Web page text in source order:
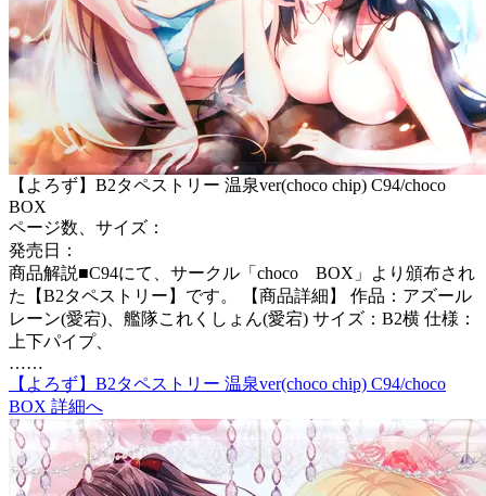
【よろず】B2タペストリー 温泉ver(choco chip) C94/choco
BOX
ページ数、サイズ：
発売日：
商品解説■C94にて、サークル「choco BOX」より頒布され
た【B2タペストリー】です。 【商品詳細】 作品：アズール
レーン(愛宕)、艦隊これくしょん(愛宕) サイズ：B2横 仕様：
上下パイプ、
……
【よろず】B2タペストリー 温泉ver(choco chip) C94/choco
BOX 詳細へ